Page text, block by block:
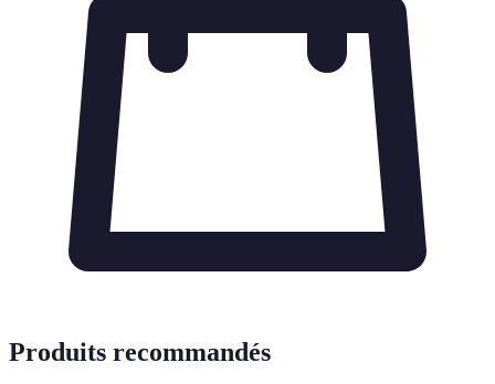
Produits recommandés